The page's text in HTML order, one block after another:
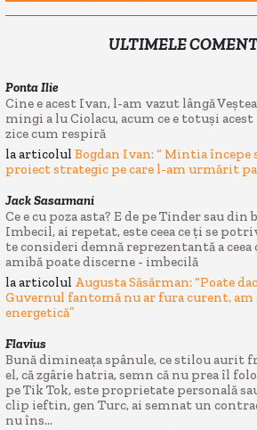
ULTIMELE
Ponta Ilie
Cine e acest Ivan, l-am vazut lângă
mingi a lu Ciolacu, acum ce e totuși
zice cum respiră
la articolul Bogdan Ivan: “ Mintia începe
proiect strategic pe care l-am urmărit
Jack Sasarmani
Ce e cu poza asta? E de pe Tinder sau
Imbecil, ai repetat, este ceea ce ți se
te consideri demnă reprezentantă a ceea
amibă poate discerne - imbecilă
la articolul Augusta Săsărman: “Poate
Guvernul fantomă nu ar fura curent, am
energetică”
Flavius
Bună dimineața spânule, ce stilou aurit
el, că zgârie hatria, semn că nu prea îl
pe Tik Tok, este proprietate personală
clip ieftin, gen Turc, ai semnat un
nu îns...